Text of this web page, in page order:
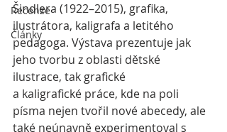
Recenze
Články
Šindlera (1922–2015), grafika,
ilustrátora, kaligrafa a letitého
pedagoga. Výstava prezentuje jak
jeho tvorbu z oblasti dětské
ilustrace, tak grafické
a kaligrafické práce, kde na poli
písma nejen tvořil nové abecedy, ale
také neúnavně experimentoval s